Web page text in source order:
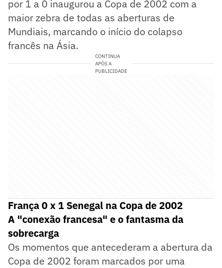
por 1 a 0 inaugurou a Copa de 2002 com a
maior zebra de todas as aberturas de
Mundiais, marcando o início do colapso
francês na Ásia.
CONTINUA
APÓS A
PUBLICIDADE
França 0 x 1 Senegal na Copa de 2002
A "conexão francesa" e o fantasma da
sobrecarga
Os momentos que antecederam a abertura da
Copa de 2002 foram marcados por uma